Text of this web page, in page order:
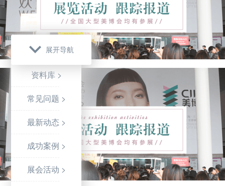
【所有文章】
资料库 >
常见问题 >
最新动态 >
成功案例 >
展会活动 >
展开导航